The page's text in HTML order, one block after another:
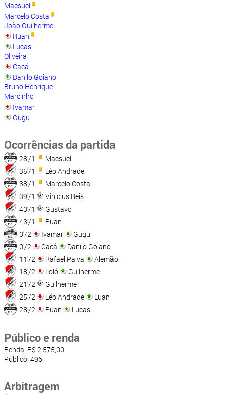
Macsuel
Marcelo Costa
João Guilherme
Ruan
Lucas
Oliveira
Cacá
Danilo Goiano
Bruno Henrique
Marcinho
Ivamar
Gugu
Ocorrências da partida
28'/1
Macsuel
35'/1
Léo Andrade
38'/1
Marcelo Costa
39'/1
Vinicius Reis
40'/1
Gustavo
43'/1
Ruan
0'/2
Ivamar
Gugu
0'/2
Cacá
Danilo Goiano
11'/2
Rafael Paiva
Alemão
18'/2
Lolô
Guilherme
21'/2
Guilherme
25'/2
Léo Andrade
Luan
28'/2
Ruan Lucas
Público e renda
Renda: R$ 2.575,00
Público: 496
Arbitragem